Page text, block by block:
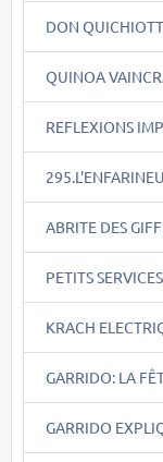
DON
QUINOA
REFLEXIONS
ABRITE DES
PETITS
KRACH
GARRIDO: LA
GARRIDO